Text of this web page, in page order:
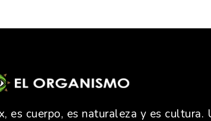
es cuerpo, es naturaleza y es